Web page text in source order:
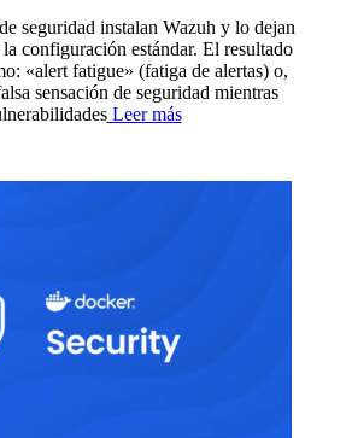
seguridad instalan Wazuh y lo dejan
configuración estándar. El resultado
«alert fatigue» (fatiga de alertas) o,
sensación de seguridad mientras
Leer más